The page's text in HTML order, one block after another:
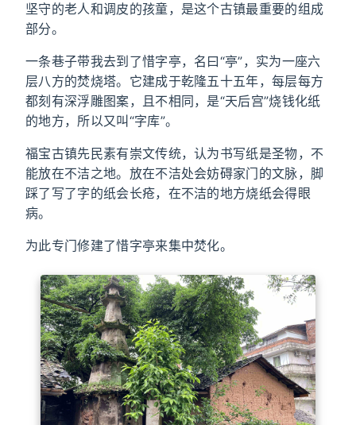
坚守的老人和调皮的孩童，是这个古镇最重要的组成
部分。
一条巷子带我去到了惜字亭，名曰“亭”，实为一座六
层八方的焚烧塔。它建成于乾隆五十五年，每层每方
都刻有深浮雕图案，且不相同，是“天后宫”烧钱化纸
的地方，所以又叫“字库”。
福宝古镇先民素有崇文传统，认为书写纸是圣物，不
能放在不洁之地。放在不洁处会妨碍家门的文脉，脚
踩了写了字的纸会长疮，在不洁的地方烧纸会得眼
病。
为此专门修建了惜字亭来集中焚化。